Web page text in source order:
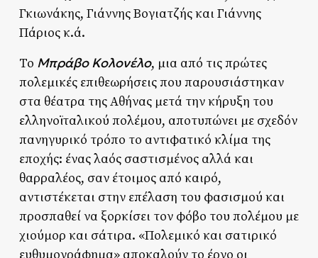
Γκιωνάκης, Γιάννης Βογιατζής και Γιάννης
Πάριος κ.ά.
Το Μπράβο Κολονέλο, μια από τις πρώτες
πολεμικές επιθεωρήσεις που παρουσιάστηκαν
στα θέατρα της Αθήνας μετά την κήρυξη του
ελληνοϊταλικού πολέμου, αποτυπώνει με σχεδόν
πανηγυρικό τρόπο το αντιφατικό κλίμα της
εποχής: ένας λαός σαστισμένος αλλά και
θαρραλέος, σαν έτοιμος από καιρό,
αντιστέκεται στην επέλαση του φασισμού και
προσπαθεί να ξορκίσει τον φόβο του πολέμου με
χιούμορ και σάτιρα. «Πολεμικό και σατιρικό
ευθυμογράφημα» αποκαλούν το έργο οι